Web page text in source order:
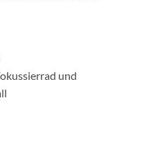
und